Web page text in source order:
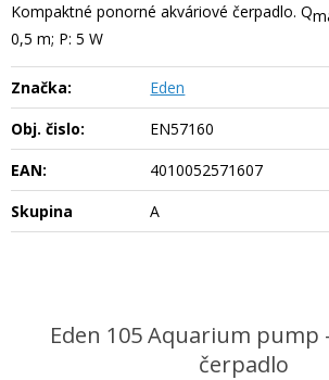
Kompaktné ponorné akváriové čerpadlo. Q
0,5 m; P: 5 W
Značka:
Eden
Obj. čislo:
EN57160
EAN:
4010052571607
Skupina
A
Eden 105 Aquarium pump
čerpadlo